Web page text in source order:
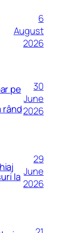
6
August
2026
pe
rând
30
June
2026
la
29
June
2026